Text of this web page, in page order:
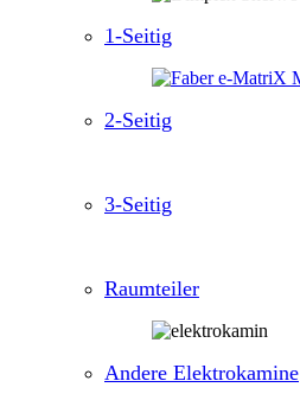
1-Seitig
2-Seitig
3-Seitig
Raumteiler
Andere Elektrokamine